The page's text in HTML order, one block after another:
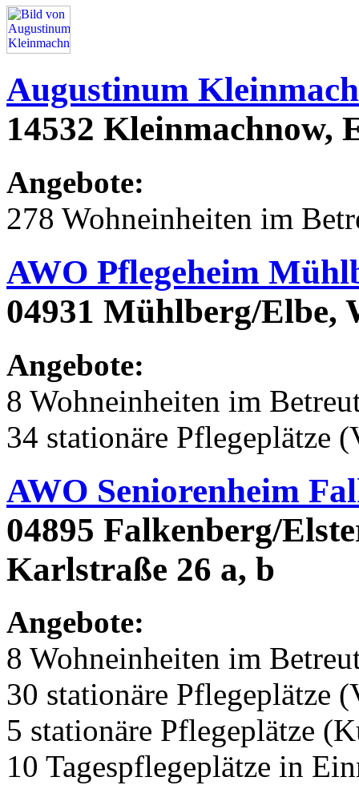
Augustinum
14532 Kleinmachnow,
Angebote:
278 Wohneinheiten im
AWO Pflegeheim
04931 Mühlberg/Elbe,
Angebote:
8 Wohneinheiten im
34 stationäre Pflegeplätze
AWO Seniorenheim
04895 Falkenberg/
Karlstraße 26 a, b
Angebote:
8 Wohneinheiten im
30 stationäre Pflegeplätze
5 stationäre Pflegeplätze
10 Tagespflegeplätze in